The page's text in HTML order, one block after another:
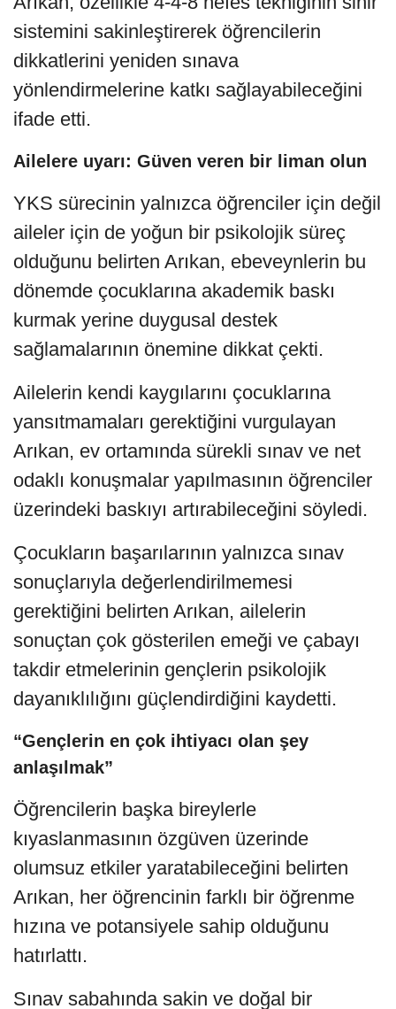
sistemini sakinleştirerek öğrencilerin
dikkatlerini yeniden sınava
yönlendirmelerine katkı sağlayabileceğini
ifade etti.
Ailelere uyarı: Güven veren bir liman olun
YKS sürecinin yalnızca öğrenciler için değil
aileler için de yoğun bir psikolojik süreç
olduğunu belirten Arıkan, ebeveynlerin bu
dönemde çocuklarına akademik baskı
kurmak yerine duygusal destek
sağlamalarının önemine dikkat çekti.
Ailelerin kendi kaygılarını çocuklarına
yansıtmamaları gerektiğini vurgulayan
Arıkan, ev ortamında sürekli sınav ve net
odaklı konuşmalar yapılmasının öğrenciler
üzerindeki baskıyı artırabileceğini söyledi.
Çocukların başarılarının yalnızca sınav
sonuçlarıyla değerlendirilmemesi
gerektiğini belirten Arıkan, ailelerin
sonuçtan çok gösterilen emeği ve çabayı
takdir etmelerinin gençlerin psikolojik
dayanıklılığını güçlendirdiğini kaydetti.
“Gençlerin en çok ihtiyacı olan şey
anlaşılmak”
Öğrencilerin başka bireylerle
kıyaslanmasının özgüven üzerinde
olumsuz etkiler yaratabileceğini belirten
Arıkan, her öğrencinin farklı bir öğrenme
hızına ve potansiyele sahip olduğunu
hatırlattı.
Sınav sabahında sakin ve doğal bir